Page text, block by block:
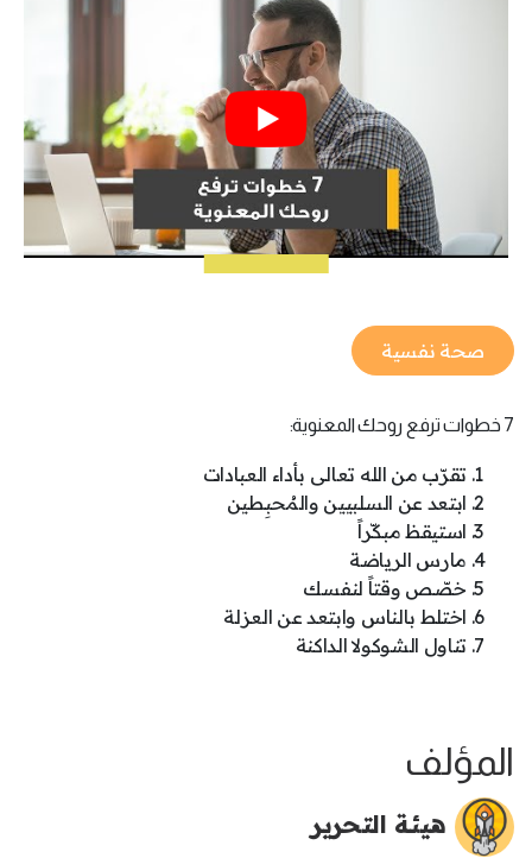
صحة نفسية
7 خطوات ترفع روحك المعنوية:
تقرّب من الله تعالى بأداء العبادات
ابتعد عن السلبيين والمُحبِطين
استيقظ مبكّراً
مارس الرياضة
خصّص وقتاً لنفسك
اختلط بالناس وابتعد عن العزلة
تناول الشوكولا الداكنة
المؤلف
هيئة التحرير